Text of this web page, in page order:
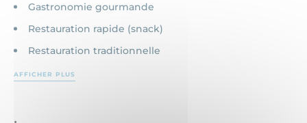
Gastronomie gourmande
Restauration rapide (snack)
Restauration traditionnelle
AFFICHER PLUS